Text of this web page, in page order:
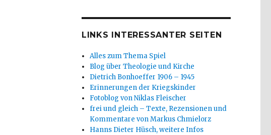
LINKS INTERESSANTER SEITEN
Alles zum Thema Spiel
Blog über Theologie und Kirche
Dietrich Bonhoeffer 1906 – 1945
Erinnerungen der Kriegskinder
Fotoblog von Niklas Fleischer
frei und gleich – Texte, Rezensionen und
Kommentare von Markus Chmielorz
Hanns Dieter Hüsch, weitere Infos